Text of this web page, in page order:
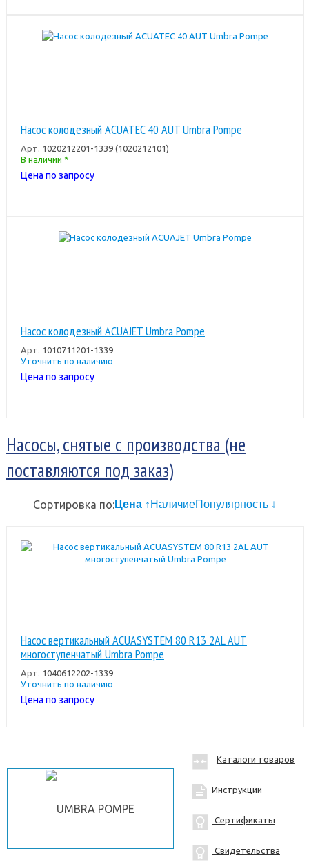
Насос колодезный ACUATEC 40 AUT Umbra Pompe
Арт. 1020212201-1339 (1020212101)
В наличии *
Цена по запросу
Насос колодезный ACUAJET Umbra Pompe
Арт. 1010711201-1339
Уточнить по наличию
Цена по запросу
Насосы, снятые с производства (не
поставляются под заказ)
Сортировка по:Цена ↑ НаличиеПопулярность ↓
Насос вертикальный ACUASYSTEM 80 R13 2AL AUT
многоступенчатый Umbra Pompe
Арт. 1040612202-1339
Уточнить по наличию
Цена по запросу
Каталоги товаров
Инструкции
Сертификаты
Свидетельства